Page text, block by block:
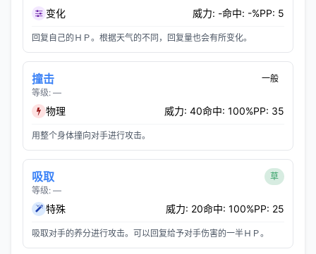
变化 威力: -命中: -%PP: 5
回复自己的ＨＰ。根据天气的不同，回复量也会有所变化。
撞击
等级: —
一般
物理 威力: 40命中: 100%PP: 35
用整个身体撞向对手进行攻击。
吸取
等级: —
草
特殊 威力: 20命中: 100%PP: 25
吸取对手的养分进行攻击。可以回复给予对手伤害的一半ＨＰ。